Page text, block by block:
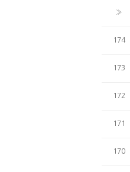
»
174
173
172
171
170